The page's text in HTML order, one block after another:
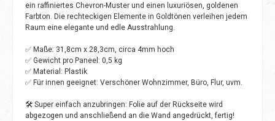
ein raffiniertes Chevron-Muster und einen luxuriösen, goldenen
Farbton. Die rechteckigen Elemente in Goldtönen verleihen jedem
Raum eine elegante und edle Ausstrahlung.
✅ Maße: 31,8cm x 28,3cm, circa 4mm hoch
✅ Gewicht pro Paneel: 0,5 kg
✅ Material: Plastik
✅ Für innen geeignet: Verschöner Wohnzimmer, Büro, Flur, uvm.
🛠️ Super einfach anzubringen: Folie auf der Rückseite wird
abgezogen und anschließend an die Wand angedrückt, fertig!